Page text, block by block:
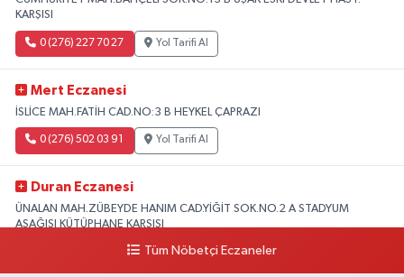
KARŞISI
0 (276) 227 70 27 Yol Tarifi Al
Mert Eczanesi
İSLİCE MAH.FATİH CAD.NO:3 B HEYKEL ÇAPRAZI
0 (276) 502 03 91 Yol Tarifi Al
Duran Eczanesi
ÜNALAN MAH.ZÜBEYDE HANIM CAD.YİĞİT SOK.NO.2 A STADYUM
AŞAĞISI KÜTÜPHANE KARŞISI
Yol Tarifi Al
Tüm Nöbetçi Eczaneler